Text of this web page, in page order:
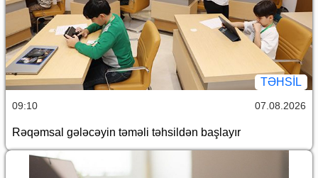
TƏHSIL
09:10 07.08.2026
Rəqəmsal gələcəyin təməli təhsildən başlayır